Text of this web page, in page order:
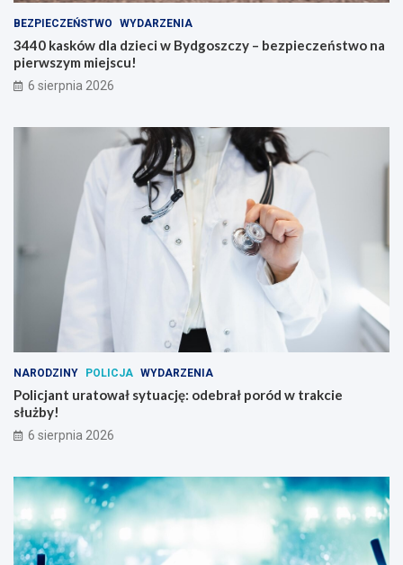
BEZPIECZEŃSTWO WYDARZENIA
3440 kasków dla dzieci w Bydgoszczy – bezpieczeństwo na
pierwszym miejscu!
6 sierpnia 2026
NARODZINY POLICJA WYDARZENIA
Policjant uratował sytuację: odebrał poród w trakcie
służby!
6 sierpnia 2026